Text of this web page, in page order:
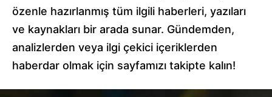
özenle hazırlanmış tüm ilgili haberleri, yazıları
ve kaynakları bir arada sunar. Gündemden,
analizlerden veya ilgi çekici içeriklerden
haberdar olmak için sayfamızı takipte kalın!